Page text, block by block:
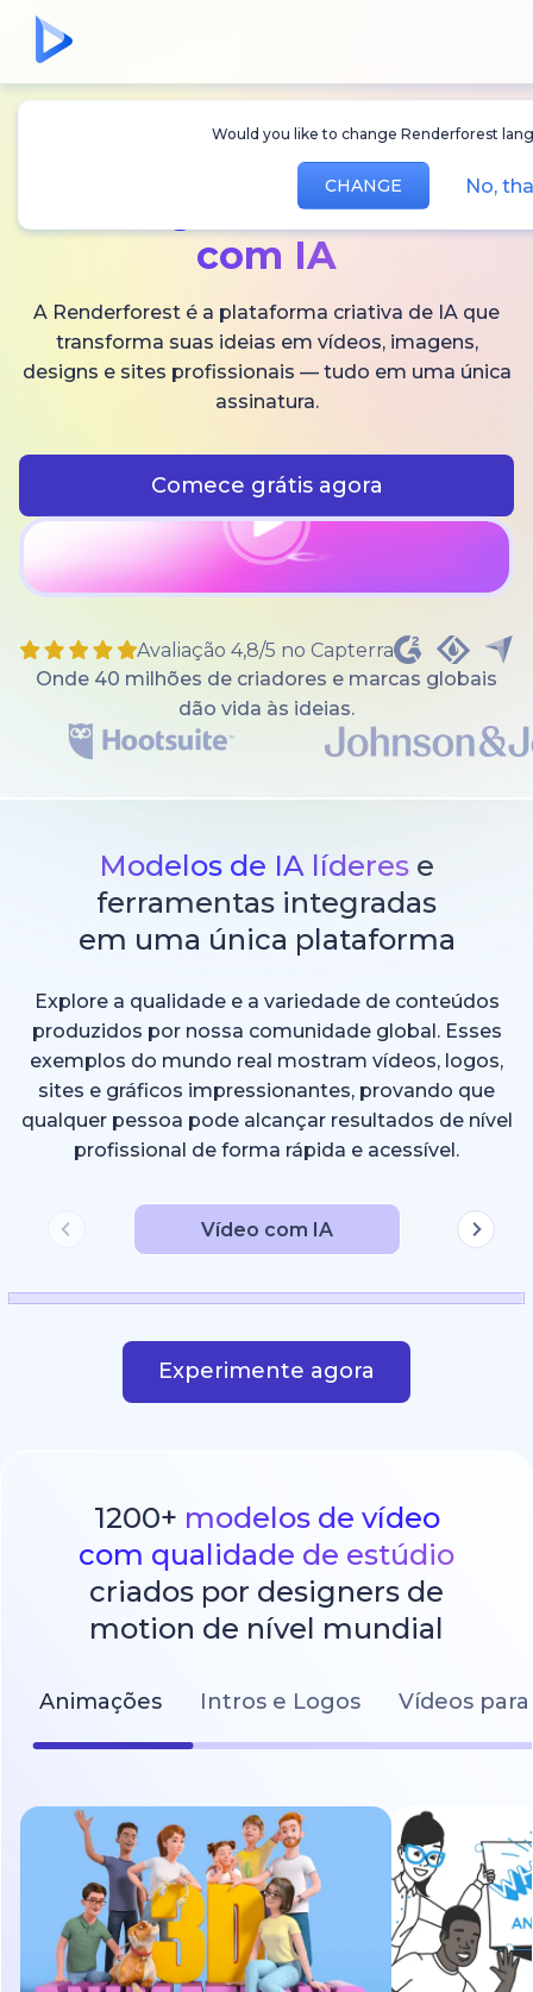
Would you like to change Renderforest
CHANGE No,
vídeos,
e áudios
com IA
A Renderforest é a plataforma criativa de IA que
transforma suas ideias em vídeos, imagens,
designs e sites profissionais — tudo em uma única
assinatura.
Comece grátis agora
Avaliação 4,8/5 no Capterra
Onde 40 milhões de criadores e marcas globais
dão vida às ideias.
Modelos de IA líderes e
ferramentas integradas
em uma única plataforma
Explore a qualidade e a variedade de conteúdos
produzidos por nossa comunidade global. Esses
exemplos do mundo real mostram vídeos, logos,
sites e gráficos impressionantes, provando que
qualquer pessoa pode alcançar resultados de nível
profissional de forma rápida e acessível.
Vídeo com IA
Experimente agora
1200+ modelos de vídeo
com qualidade de estúdio
criados por designers de
motion de nível mundial
Animações Intros e Logos Vídeos para